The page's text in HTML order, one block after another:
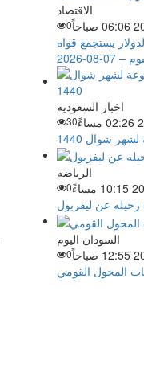
الاقتصاد
0
يستجمع قواه
2026
اخبار السعوديه
30
شوال 1440
الرياضه
0
عن ليفربول
السودان اليوم
0
المحول القومي